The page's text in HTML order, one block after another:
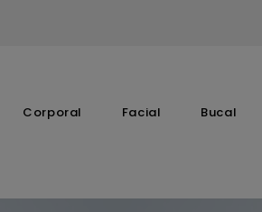
Corporal Facial Bucal